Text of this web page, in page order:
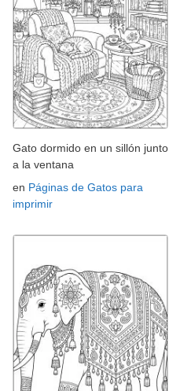
Gato dormido en un sillón junto
a la ventana
en Páginas de Gatos para
imprimir